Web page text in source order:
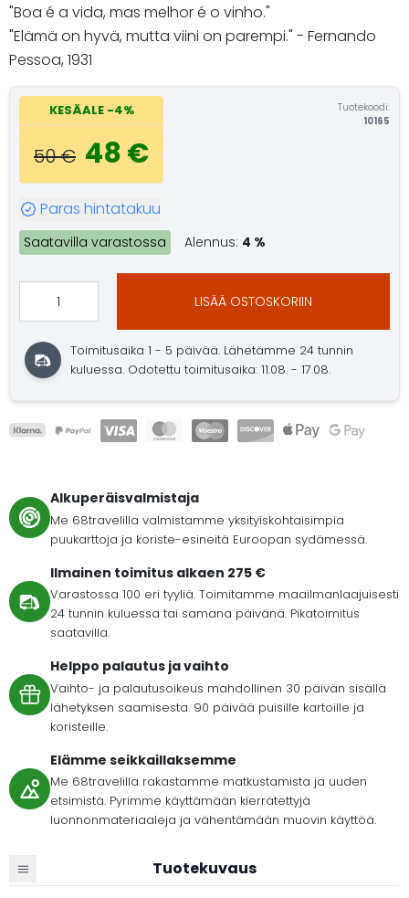
"Boa é a vida, mas melhor é o vinho."
"Elämä on hyvä, mutta viini on parempi." - Fernando
Pessoa, 1931
KESÄALE -4%
50 € 48 €
Tuotekoodi:
10165
Paras hintatakuu
Saatavilla varastossa Alennus: 4 %
LISÄÄ OSTOSKORIIN
Toimitusaika 1 - 5 päivää. Lähetämme 24 tunnin
kuluessa. Odotettu toimitusaika: 11.08. - 17.08.
Alkuperäisvalmistaja
Me 68travelilla valmistamme yksityiskohtaisimpia
puukarttoja ja koriste-esineitä Euroopan sydämessä.
Ilmainen toimitus alkaen 275 €
Varastossa 100 eri tyyliä. Toimitamme maailmanlaajuisesti
24 tunnin kuluessa tai samana päivänä. Pikatoimitus
saatavilla.
Helppo palautus ja vaihto
Vaihto- ja palautusoikeus mahdollinen 30 päivän sisällä
lähetyksen saamisesta. 90 päivää puisille kartoille ja
koristeille.
Elämme seikkaillaksemme
Me 68travelilla rakastamme matkustamista ja uuden
etsimistä. Pyrimme käyttämään kierrätettyjä
luonnonmateriaaleja ja vähentämään muovin käyttöä.
Tuotekuvaus